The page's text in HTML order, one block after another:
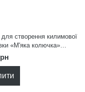
для створення килимової
«М'яка колючка»
PMBR002